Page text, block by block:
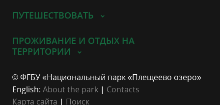
ПУТЕШЕСТВОВАТЬ
ПРОЖИВАНИЕ И ОТДЫХ НА
ТЕРРИТОРИИ
© ФГБУ «Национальный парк «Плещеево озеро»
English: About the park | Contacts
Карта сайта | Поиск